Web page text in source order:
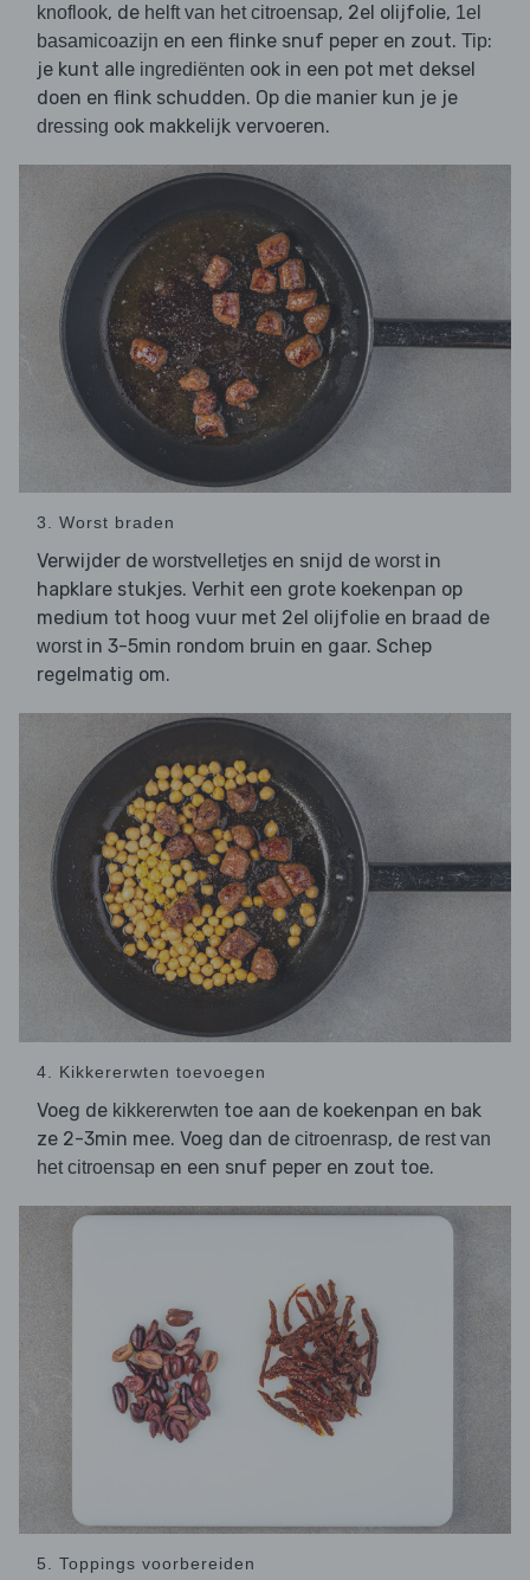
knoflook, de helft van het citroensap, 2el olijfolie, 1el
basamicoazijn en een flinke snuf peper en zout. Tip:
je kunt alle ingrediënten ook in een pot met deksel
doen en flink schudden. Op die manier kun je je
dressing ook makkelijk vervoeren.
3. Worst braden
Verwijder de worstvelletjes en snijd de worstin
hapklare stukjes. Verhit een grote koekenpan op
medium tot hoog vuur met 2el olijfolie en braad de
worstin 3-5min rondom bruin en gaar. Schep
regelmatig om.
4. Kikkererwten toevoegen
Voeg de kikkererwten toe aan de koekenpan en bak
ze 2-3min mee. Voeg dan de citroenrasp, de rest van
het citroensap en een snuf peper en zout toe.
5. Toppings voorbereiden